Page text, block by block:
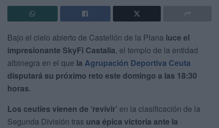
Bajo el cielo abierto de Castellón de la Plana luce el
impresionante SkyFi Castalia, el templo de la entidad
albinegra en el que la Agrupación Deportiva Ceuta
disputará su próximo reto este domingo a las 18:30
horas.
Los ceutíes vienen de ‘revivir’ en la clasificación de la
Segunda División tras una épica victoria ante la